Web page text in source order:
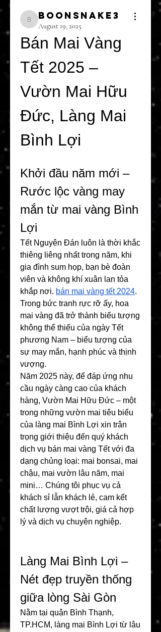
boonsnake3
boonsnake3
August 19, 2025
Bán Mai Vàng
Tết 2025 –
Vườn Mai Hữu
Đức, Làng Mai
Bình Lợi
Khởi đầu năm mới –
Rước lộc vàng may
mắn từ mai vàng Bình
Lợi
Tết Nguyên Đán luôn là thời khắc
thiêng liêng nhất trong năm, khi
gia đình sum họp, bạn bè đoàn
viên và không khí xuân lan tỏa
khắp nơi. bán mai vàng tết 2024.
Trong bức tranh rực rỡ ấy, hoa
mai vàng đã trở thành biểu tượng
không thể thiếu của ngày Tết
phương Nam – biểu tượng của
sự may mắn, hạnh phúc và thịnh
vượng.
Năm 2025 này, để đáp ứng nhu
cầu ngày càng cao của khách
hàng, Vườn Mai Hữu Đức – một
trong những vườn mai tiêu biểu
của làng mai Bình Lợi xin trân
trọng giới thiệu đến quý khách
dịch vụ bán mai vàng Tết với đa
dạng chủng loại: mai bonsai, mai
chậu, mai vườn lâu năm, mai
mini… Chúng tôi phục vụ cả
khách sỉ lẫn khách lẻ, cam kết
chất lượng vượt trội, giá cả hợp
lý và dịch vụ chuyên nghiệp.
Làng Mai Bình Lợi –
Nét đẹp truyền thống
giữa lòng Sài Gòn
Nằm tại quận Bình Thạnh,
TP.HCM, làng mai Bình Lợi từ lâu